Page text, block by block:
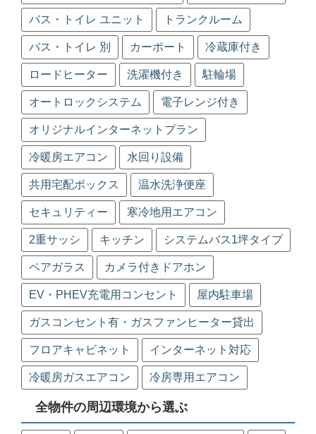
バス・トイレ ユニット トランクルーム
バス・トイレ 別 カーポート 冷蔵庫付き
ロードヒーター 洗濯機付き 駐輪場
オートロックシステム 電子レンジ付き
オリジナルインターネットプラン
冷暖房エアコン 水回り設備
共用宅配ボックス 温水洗浄便座
セキュリティー 寒冷地用エアコン
2重サッシ キッチン システムバス1坪タイプ
ペアガラス カメラ付きドアホン
EV・PHEV充電用コンセント 屋内駐車場
ガスコンセント有・ガスファンヒーター貸出
フロアキャビネット インターネット対応
冷暖房ガスエアコン 冷房専用エアコン
全物件の周辺環境から選ぶ